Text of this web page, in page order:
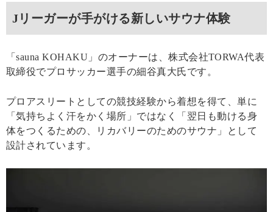
Jリーガーが手がける新しいサウナ体験
「sauna KOHAKU」のオーナーは、株式会社TORWA代表
取締役でプロサッカー選手の細谷真大氏です。
プロアスリートとしての競技経験から着想を得て、単に
「気持ちよく汗をかく場所」ではなく「翌日も動ける身
体をつくるための、リカバリーのためのサウナ」として
設計されています。